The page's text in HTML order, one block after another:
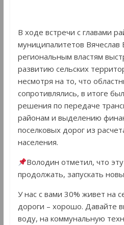
В ходе встречи с главами
муниципалитетов
региональным властям
развитию сельских
несмотря на то, что
сопротивлялись, в итоге
решения по передаче
районам и выделению
поселковых дорог из
населения.
Володин отметил, что
продолжать, запускать
У нас с вами 30% живет на
дороги – хорошо. Давайте
воду, на коммунальную